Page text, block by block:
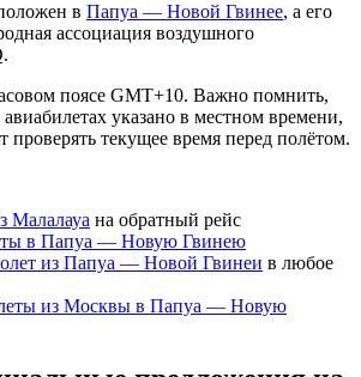
в Папуа — Новой Гвинее, а его
ассоциация воздушного
поясе GMT+10. Важно помнить,
указано в местном времени,
проверять текущее время перед полётом.
Малалауа на обратный рейс
в Папуа — Новую Гвинею
из Папуа — Новой Гвинеи в любое
из Москвы в Папуа — Новую